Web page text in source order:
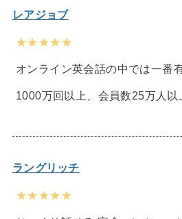
レアジョブ
★★★★★
オンライン英会話の中では一番
1000万回以上、会員数25万人以
ラングリッチ
★★★★★